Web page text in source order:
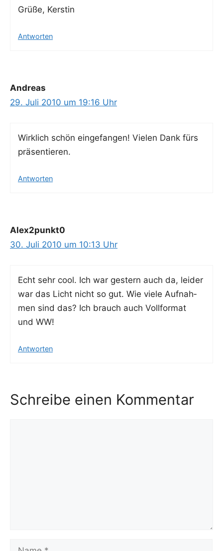
Grü­ße, Kerstin
Antworten
Andreas
29. Juli 2010 um 19:16 Uhr
Wirk­lich schön ein­ge­fan­gen! Vie­len Dank fürs
präsentieren.
Antworten
Alex2punkt0
30. Juli 2010 um 10:13 Uhr
Echt sehr cool. Ich war ges­tern auch da, lei­der
war das Licht nicht so gut. Wie vie­le Auf­nah­
men sind das? Ich brauch auch Voll­for­mat
und WW!
Antworten
Schreibe einen Kommentar
Name